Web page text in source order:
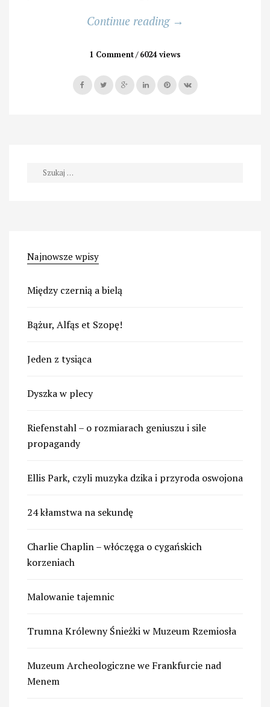
Continue reading „Białe
od
kury,
czyli
→
1 Comment 6024 views
Szukaj:
Najnowsze wpisy
Między czernią a bielą
Bążur, Alfąs et Szopę!
Jeden z tysiąca
Dyszka w plecy
Riefenstahl – o rozmiarach geniuszu i sile
propagandy
Ellis Park, czyli muzyka dzika i przyroda oswojona
24 kłamstwa na sekundę
Charlie Chaplin – włóczęga o cygańskich
korzeniach
Malowanie tajemnic
Trumna Królewny Śnieżki w Muzeum Rzemiosła
Muzeum Archeologiczne we Frankfurcie nad
Menem